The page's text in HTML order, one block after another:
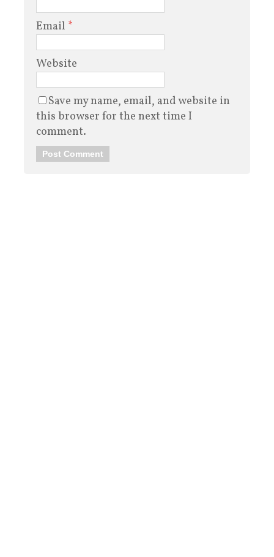
Email *
Website
Save my name, email, and website in
this browser for the next time I
comment.